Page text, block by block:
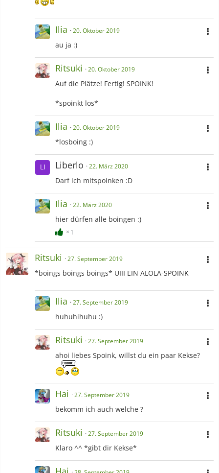
Ilia 20. Oktober 2019
au ja :)
Ritsuki 20. Oktober 2019
Auf die Plätze! Fertig! SPOINK!
*spoinkt los*
Ilia 20. Oktober 2019
*losboing :)
Liberlo 22. März 2020
Darf ich mitspoinken :D
Ilia 22. März 2020
hier dürfen alle boingen :)
1
Ritsuki 27. September 2019
*boings boings boings* UIII EIN ALOLA-SPOINK
Ilia 27. September 2019
huhuhihuhu :)
Ritsuki 27. September 2019
ahoi liebes Spoink, willst du ein paar Kekse?
Hai 27. September 2019
bekomm ich auch welche ?
Ritsuki 27. September 2019
Klaro ^^ *gibt dir Kekse*